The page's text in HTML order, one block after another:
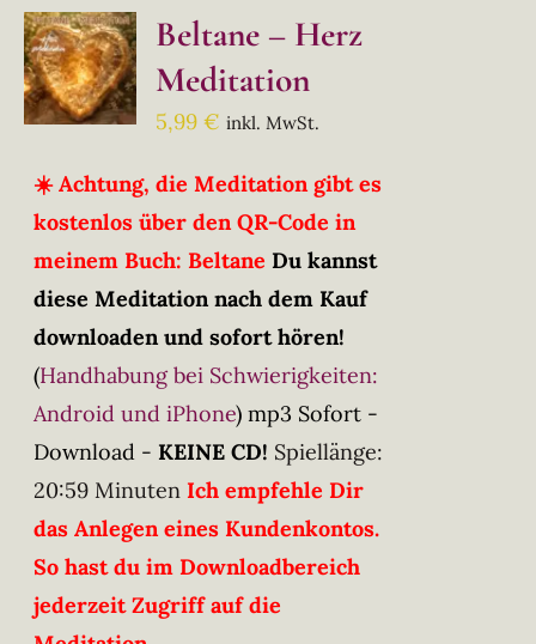
Beltane – Herz
Meditation
5,99€ inkl. MwSt.
☀️ Achtung, die Meditation gibt es
kostenlos über den QR-Code in
meinem Buch: Beltane Du kannst
diese Meditation nach dem Kauf
downloaden und sofort hören!
(Handhabung bei Schwierigkeiten:
Android und iPhone) mp3 Sofort -
Download - KEINE CD! Spiellänge:
20:59 Minuten Ich empfehle Dir
das Anlegen eines Kundenkontos.
So hast du im Downloadbereich
jederzeit Zugriff auf die